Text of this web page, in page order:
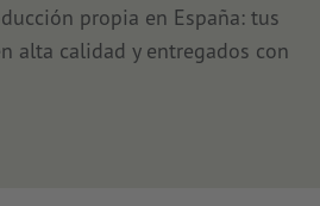
propia en España: tus
alta calidad y entregados con